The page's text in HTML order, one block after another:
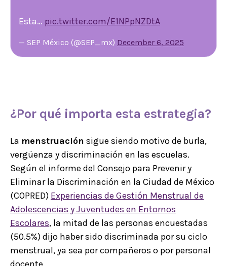
Esta… pic.twitter.com/E1NPpNZDtA
— SEP México (@SEP_mx) December 6, 2025
¿Por qué importa esta estrategia?
La menstruación sigue siendo motivo de burla,
vergüenza y discriminación en las escuelas.
Según el informe del Consejo para Prevenir y
Eliminar la Discriminación en la Ciudad de México
(COPRED) Experiencias de Gestión Menstrual de
Adolescencias y Juventudes en Entornos
Escolares, la mitad de las personas encuestadas
(50.5%) dijo haber sido discriminada por su ciclo
menstrual, ya sea por compañeros o por personal